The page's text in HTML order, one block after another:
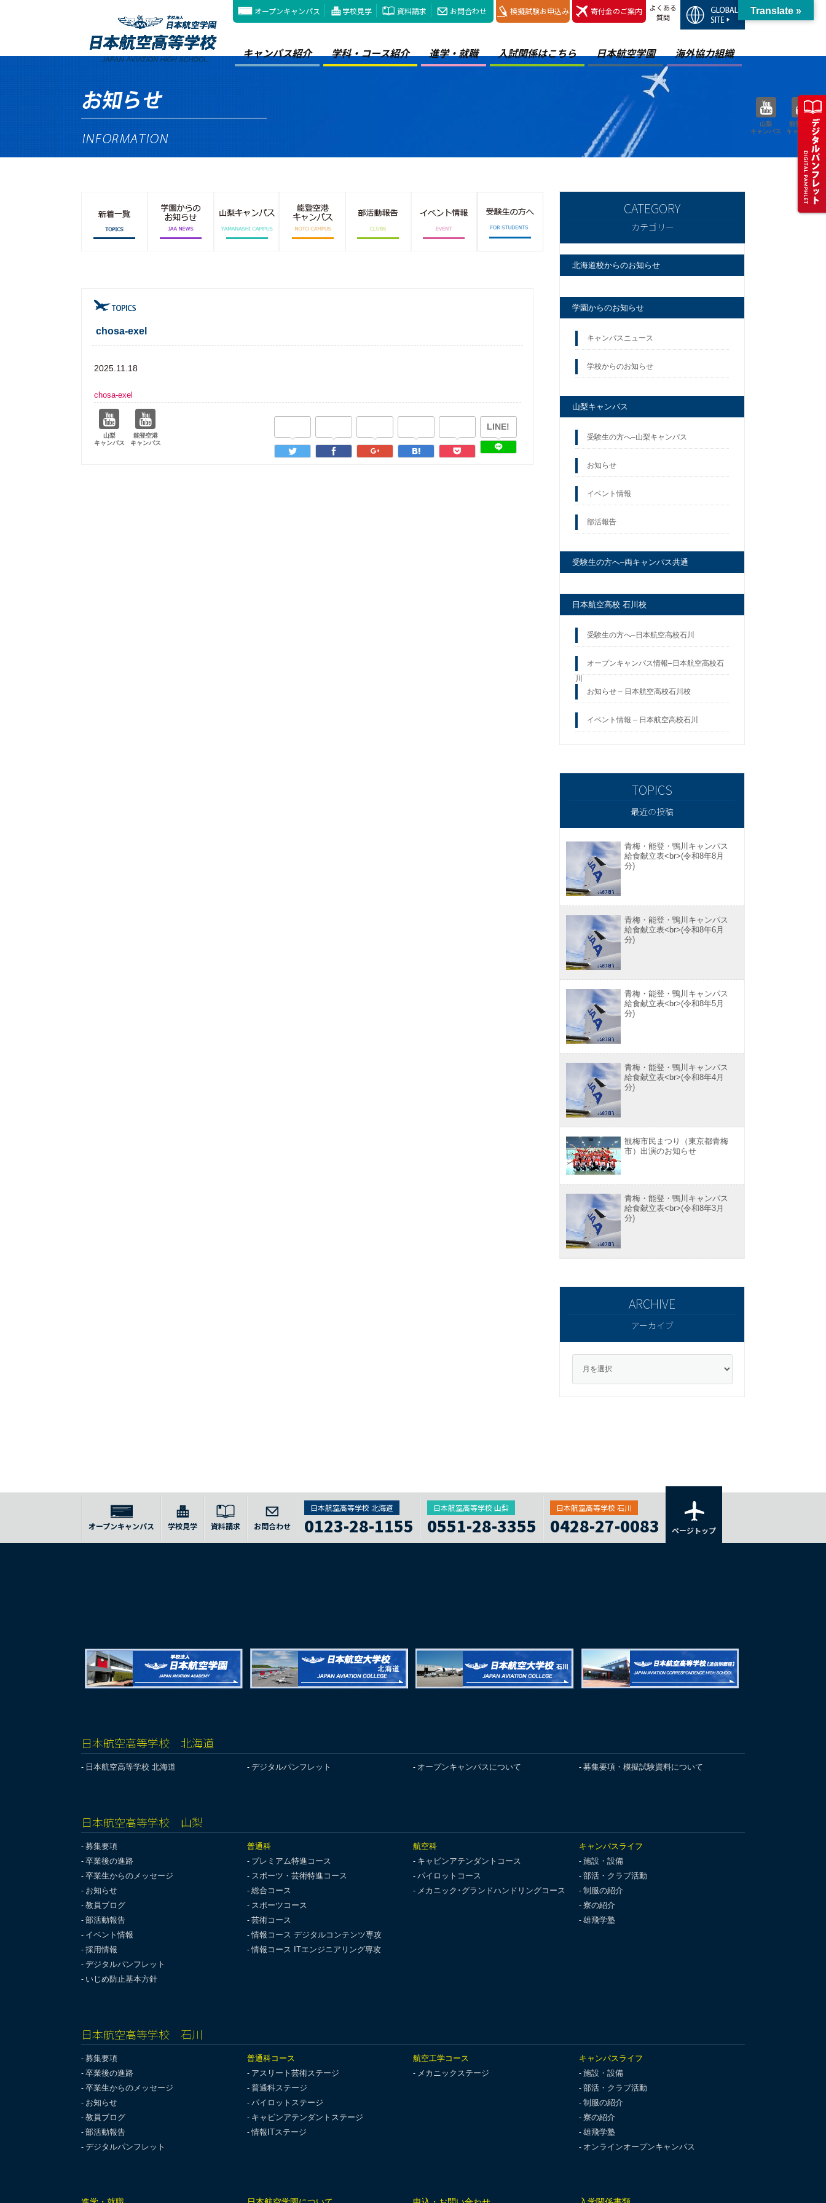
オープンキャンパス 学校見学 資料請求 お問合わせ 模擬試験お申込み 寄付金のご案内
よくある
質問
キャンパス紹介 学科・コース紹介 進学・就職 入試関係はこちら 日本航空学園 海外協力組織
山梨
キャンパス
能登空港
キャンパス
chosa-exel
2025.11.18
chosa-exel
LINE!
山梨
キャンパス
能登空港
キャンパス
カテゴリー
北海道校からのお知らせ
学園からのお知らせ
キャンパスニュース
学校からのお知らせ
山梨キャンパス
受験生の方へ–山梨キャンパス
お知らせ
イベント情報
部活報告
受験生の方へ–両キャンパス共通
日本航空高校 石川校
受験生の方へ–日本航空高校石川
オープンキャンパス情報–日本航空高校石
川
お知らせ – 日本航空高校石川校
イベント情報 – 日本航空高校石川
最近の投稿
青梅・能登・鴨川キャンパス
給食献立表<br>(令和8年8月
分)
青梅・能登・鴨川キャンパス
給食献立表<br>(令和8年6月
分)
青梅・能登・鴨川キャンパス
給食献立表<br>(令和8年5月
分)
青梅・能登・鴨川キャンパス
給食献立表<br>(令和8年4月
分)
観梅市民まつり（東京都青梅
市）出演のお知らせ
青梅・能登・鴨川キャンパス
給食献立表<br>(令和8年3月
分)
アーカイブ
オープンキャンパス 学校見学 資料請求 お問合わせ
日本航空高等学校 北海道
0123-28-1155
日本航空高等学校 山梨
0551-28-3355
日本航空高等学校 石川
0428-27-0083 ページトップ
日本航空高等学校 北海道
日本航空高等学校 北海道 デジタルパンフレット オープンキャンパスについて 募集要項・模擬試験資料について
日本航空高等学校 山梨
募集要項
卒業後の進路
卒業生からのメッセージ
お知らせ
教員ブログ
部活動報告
イベント情報
採用情報
デジタルパンフレット
いじめ防止基本方針
普通科
プレミアム特進コース
スポーツ・芸術特進コース
総合コース
スポーツコース
芸術コース
情報コース デジタルコンテンツ専攻
情報コース ITエンジニアリング専攻
航空科
キャビンアテンダントコース
パイロットコース
メカニック･グランドハンドリングコース
キャンパスライフ
施設・設備
部活・クラブ活動
制服の紹介
寮の紹介
雄飛学塾
日本航空高等学校 石川
募集要項
卒業後の進路
卒業生からのメッセージ
お知らせ
教員ブログ
部活動報告
デジタルパンフレット
普通科コース
アスリート芸術ステージ
普通科ステージ
パイロットステージ
キャビンアテンダントステージ
情報ITステージ
航空工学コース
メカニックステージ
キャンパスライフ
施設・設備
部活・クラブ活動
制服の紹介
寮の紹介
雄飛学塾
オンラインオープンキャンパス
Translate »